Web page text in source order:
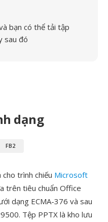
bạn có thể tải tập
sau đó
dạng
FB2
trình chiếu Microsoft
trên tiêu chuẩn Office
dạng ECMA-376 và sau
Tệp PPTX là kho lưu